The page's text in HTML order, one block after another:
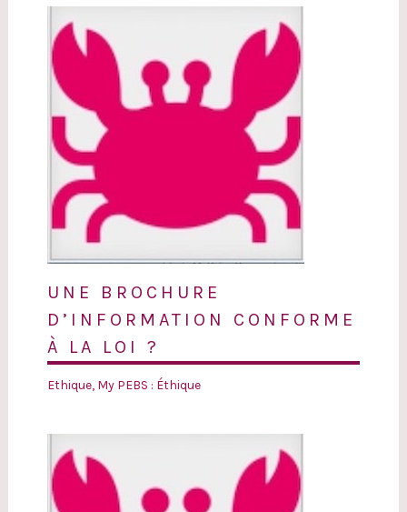
UNE BROCHURE
D’INFORMATION CONFORME
À LA LOI ?
Ethique, My PEBS : Éthique